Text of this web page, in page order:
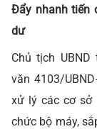
Đẩy nhanh tiến
dư
Chủ tịch
văn 4103/
xử lý các cơ sở
chức bộ máy,